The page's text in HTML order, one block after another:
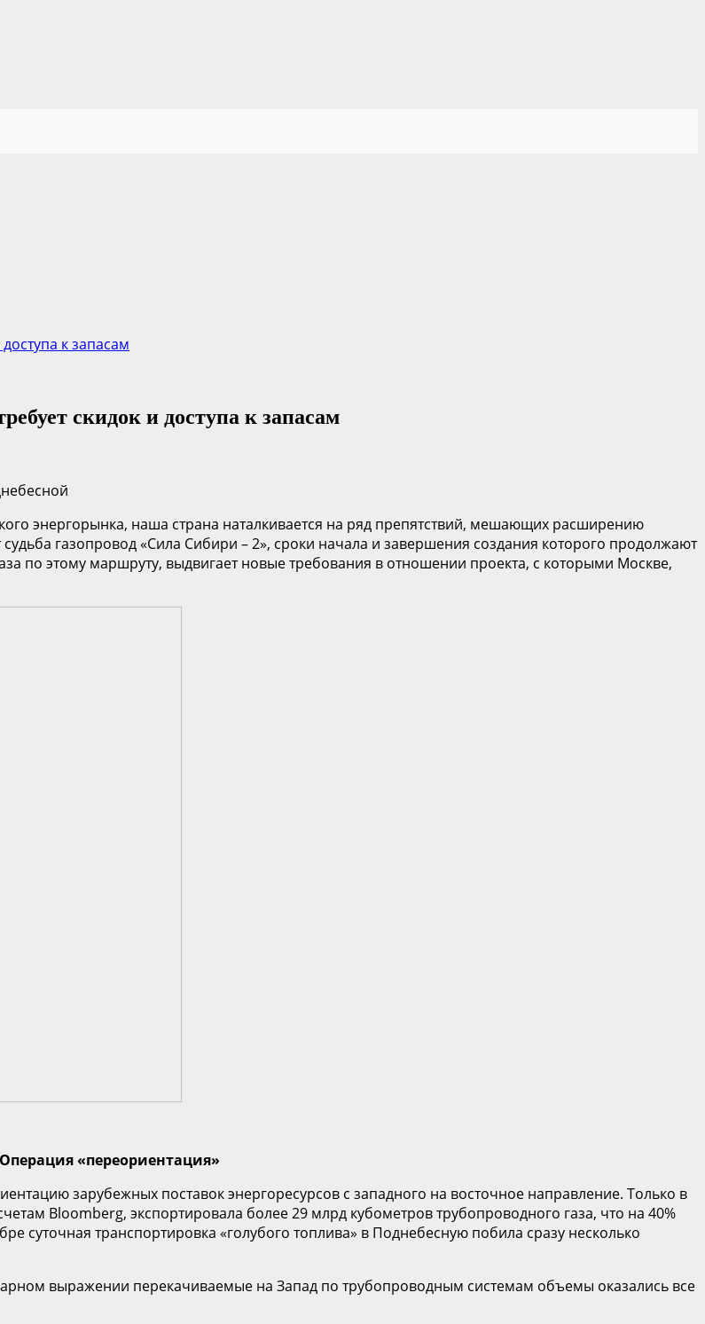
к запасам
скидок и доступа к запасам
энергорынка, наша страна наталкивается на ряд препятствий, мешающих расширению
газопровод «Сила Сибири – 2», сроки начала и завершения создания которого продолжают
по этому маршруту, выдвигает новые требования в отношении проекта, с которыми Москве,
Операция «переориентация»
зарубежных поставок энергоресурсов с западного на восточное направление. Только в
Bloomberg, экспортировала более 29 млрд кубометров трубопроводного газа, что на 40%
суточная транспортировка «голубого топлива» в Поднебесную побила сразу несколько
выражении перекачиваемые на Запад по трубопроводным системам объемы оказались все